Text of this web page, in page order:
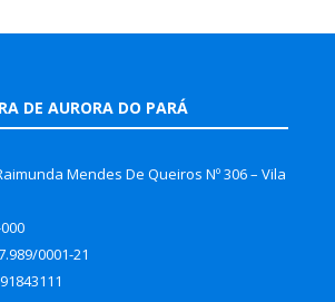
DE AURORA DO PARÁ
Mendes De Queiros Nº 306 – Vila
0001-21